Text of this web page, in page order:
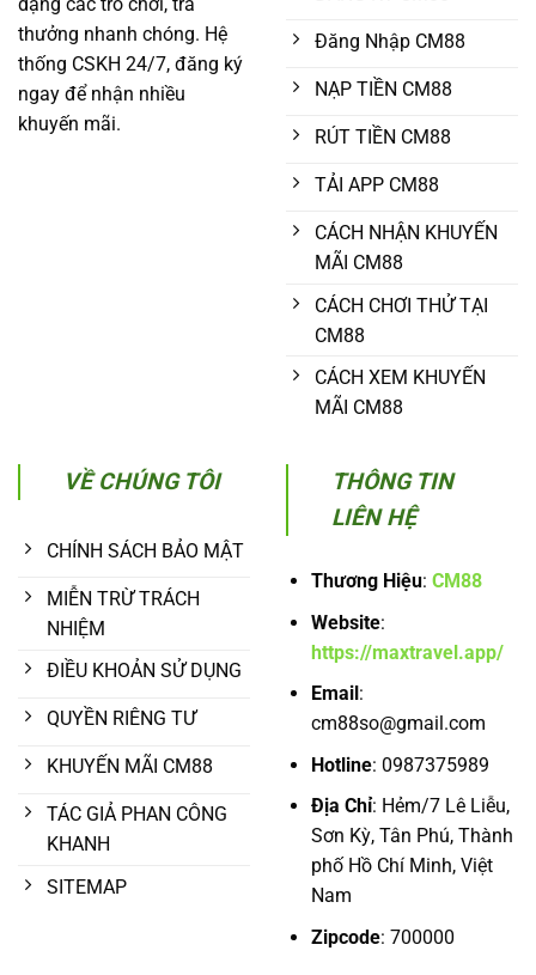
thưởng nhanh chóng. Hệ
thống CSKH 24/7, đăng ký
ngay để nhận nhiều
khuyến mãi.
Đăng Nhập CM88
NẠP TIỀN CM88
RÚT TIỀN CM88
TẢI APP CM88
CÁCH NHẬN KHUYẾN
MÃI CM88
CÁCH CHƠI THỬ TẠI
CM88
CÁCH XEM KHUYẾN
MÃI CM88
VỀ CHÚNG TÔI
CHÍNH SÁCH BẢO MẬT
MIỄN TRỪ TRÁCH
NHIỆM
ĐIỀU KHOẢN SỬ DỤNG
QUYỀN RIÊNG TƯ
KHUYẾN MÃI CM88
TÁC GIẢ PHAN CÔNG
KHANH
SITEMAP
THÔNG TIN
LIÊN HỆ
Thương Hiệu: CM88
Website:
https://maxtravel.app/
Email :
cm88so@gmail.com
Hotline: 0987375989
Địa Chỉ: Hẻm/7 Lê Liễu,
Sơn Kỳ, Tân Phú, Thành
phố Hồ Chí Minh, Việt
Nam
Zipcode: 700000